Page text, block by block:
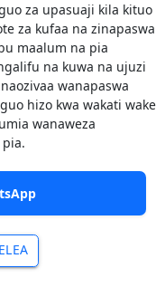
za upasuaji kila kituo
za kufaa na zinapaswa
maalum na pia
na kuwa na ujuzi
wanapaswa
hizo kwa wakati wake
wanaweza